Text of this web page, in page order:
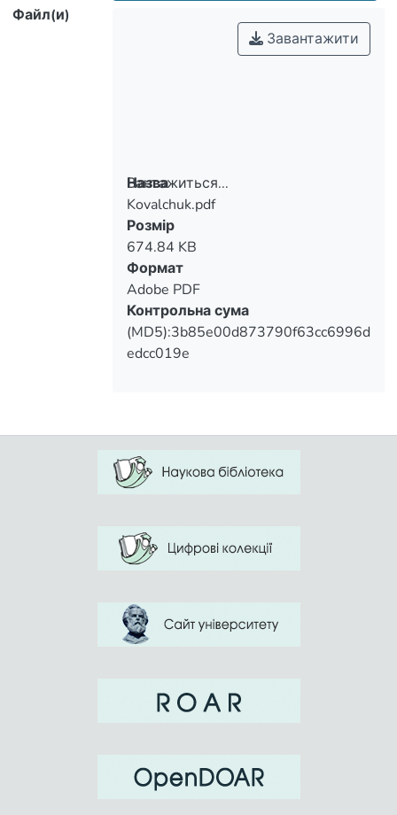
Файл(и)
Вантажиться...
Вантажиться...
Завантажити
Назва
Kovalchuk.pdf
Розмір
674.84 KB
Формат
Adobe PDF
Контрольна сума
(MD5):3b85e00d873790f63cc6996d
edcc019e